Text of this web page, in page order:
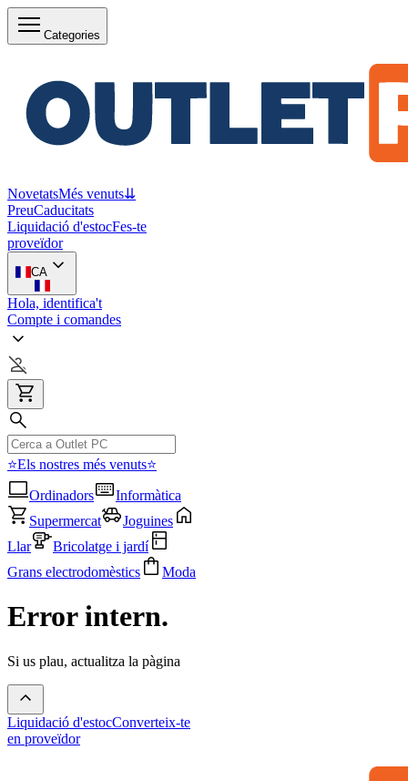
Categories
NovetatsMés venuts⇊
PreuCaducitats
Liquidació d'estocFes-te
proveïdor
CA
Hola, identifica't
Compte i comandes
⭐Els nostres més venuts⭐
Ordinadors
Informàtica
Supermercat
Joguines
Llar
Bricolatge i jardí
Grans electrodomèstics
Moda
Error intern.
Si us plau, actualitza la pàgina
Liquidació d'estocConverteix-te
en proveïdor